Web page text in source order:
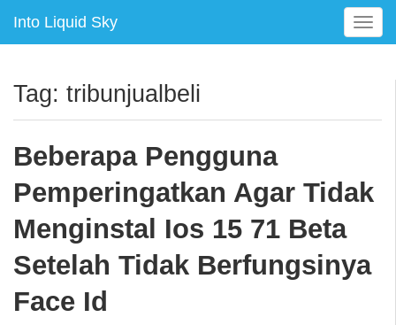
Into Liquid Sky
T
o
e
v
i
t
i
Tag: tribunjualbeli
Beberapa Pengguna
Pemperingatkan Agar Tidak
Menginstal Ios 15 71 Beta
Setelah Tidak Berfungsinya
Face Id